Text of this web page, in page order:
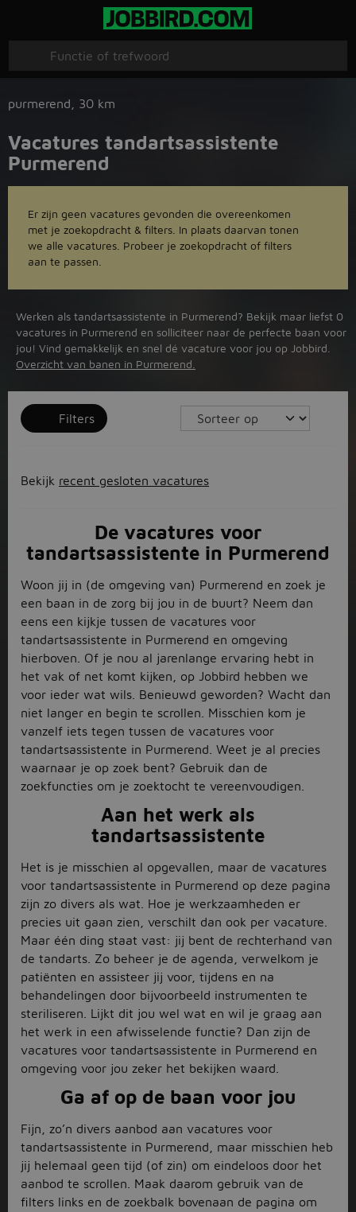
purmerend 30 km
Vacatures tandartsassistente
Purmerend
Er zijn geen vacatures gevonden die overeenkomen
met je zoekopdracht & filters. In plaats daarvan tonen
we alle vacatures. Probeer je zoekopdracht of filters
aan te passen.
Werken als tandartsassistente in Purmerend? Bekijk maar liefst 0
vacatures in Purmerend en solliciteer naar de perfecte baan voor
jou! Vind gemakkelijk en snel dé vacature voor jou op Jobbird.
Overzicht van banen in Purmerend.
Filters
Bekijk recent gesloten vacatures
De vacatures voor
tandartsassistente in Purmerend
Woon jij in (de omgeving van) Purmerend en zoek je
een baan in de zorg bij jou in de buurt? Neem dan
eens een kijkje tussen de vacatures voor
tandartsassistente in Purmerend en omgeving
hierboven. Of je nou al jarenlange ervaring hebt in
het vak of net komt kijken, op Jobbird hebben we
voor ieder wat wils. Benieuwd geworden? Wacht dan
niet langer en begin te scrollen. Misschien kom je
vanzelf iets tegen tussen de vacatures voor
tandartsassistente in Purmerend. Weet je al precies
waarnaar je op zoek bent? Gebruik dan de
zoekfuncties om je zoektocht te vereenvoudigen.
Aan het werk als
tandartsassistente
Het is je misschien al opgevallen, maar de vacatures
voor tandartsassistente in Purmerend op deze pagina
zijn zo divers als wat. Hoe je werkzaamheden er
precies uit gaan zien, verschilt dan ook per vacature.
Maar één ding staat vast: jij bent de rechterhand van
de tandarts. Zo beheer je de agenda, verwelkom je
patiënten en assisteer jij voor, tijdens en na
behandelingen door bijvoorbeeld instrumenten te
steriliseren. Lijkt dit jou wel wat en wil je graag aan
het werk in een afwisselende functie? Dan zijn de
vacatures voor tandartsassistente in Purmerend en
omgeving voor jou zeker het bekijken waard.
Ga af op de baan voor jou
Fijn, zo’n divers aanbod aan vacatures voor
tandartsassistente in Purmerend, maar misschien heb
jij helemaal geen tijd (of zin) om eindeloos door het
aanbod te scrollen. Maak daarom gebruik van de
filters links en de zoekbalk bovenaan de pagina om